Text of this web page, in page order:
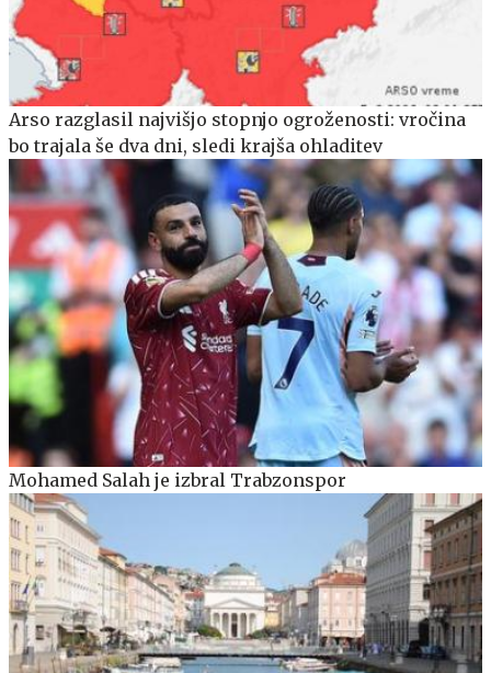
Arso razglasil najvišjo stopnjo ogroženosti: vročina
bo trajala še dva dni, sledi krajša ohladitev
Mohamed Salah je izbral Trabzonspor